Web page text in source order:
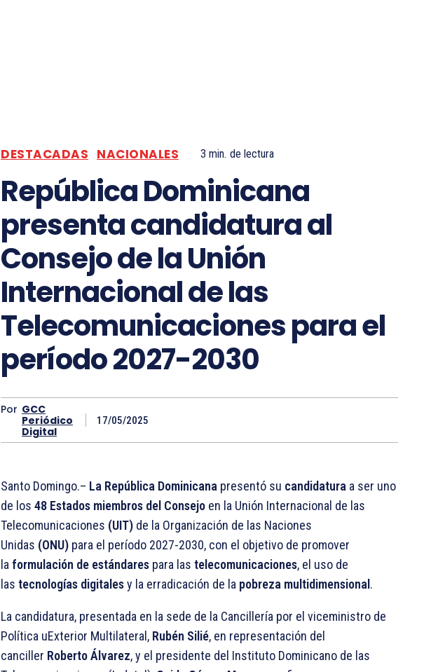
DESTACADAS NACIONALES 3 min. de lectura
República Dominicana
presenta candidatura al
Consejo de la Unión
Internacional de las
Telecomunicaciones para el
período 2027-2030
Por GCC
Periódico
Digital
17/05/2025
Santo Domingo.– La República Dominicana presentó su candidatura a ser uno
de los 48 Estados miembros del Consejo en la Unión Internacional de las
Telecomunicaciones (UIT) de la Organización de las Naciones
Unidas (ONU) para el período 2027-2030, con el objetivo de promover
laformulación de estándares para las telecomunicaciones, el uso de
las tecnologías digitalesy la erradicación de la pobreza multidimensional .
La candidatura, presentada en la sede de la Cancillería por el viceministro de
Política uExterior Multilateral, Rubén Silié, en representación del
canciller Roberto Álvarez, y el presidente del Instituto Dominicano de las